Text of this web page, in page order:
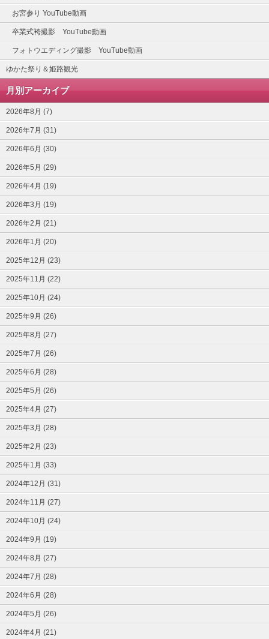
お宮参り YouTube動画
卒業式袴撮影 YouTube動画
フォトウエディング撮影 YouTube動画
ゆかた祭り＆姫路観光
月別アーカイブ
2026年8月 (7)
2026年7月 (31)
2026年6月 (30)
2026年5月 (29)
2026年4月 (19)
2026年3月 (19)
2026年2月 (21)
2026年1月 (20)
2025年12月 (23)
2025年11月 (22)
2025年10月 (24)
2025年9月 (26)
2025年8月 (27)
2025年7月 (26)
2025年6月 (28)
2025年5月 (26)
2025年4月 (27)
2025年3月 (28)
2025年2月 (23)
2025年1月 (33)
2024年12月 (31)
2024年11月 (27)
2024年10月 (24)
2024年9月 (19)
2024年8月 (27)
2024年7月 (28)
2024年6月 (28)
2024年5月 (26)
2024年4月 (21)